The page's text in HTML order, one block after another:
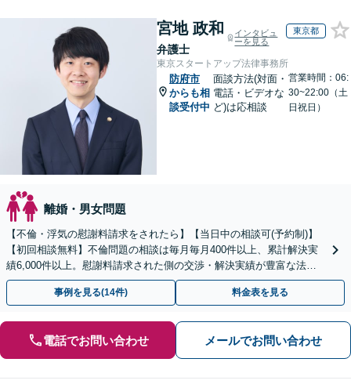
宮地 政和
弁護士
インタビュ
ーを見る
東京都
東京スタートアップ法律事務所
防府市
からも相
談受付中
面談方法(対面・
電話・ビデオな
ど)は応相談
営業時間：06:
30~22:00（土
日祝日）
離婚・男女問題
【不倫・浮気の慰謝料請求をされたら】【当日中の相談可(予約制)】
【初回相談無料】不倫問題の相談は毎月毎月400件以上、累計解決実
績6,000件以上。慰謝料請求された側の交渉・解決実績が豊富な法律
事務所です。
事例を見る(14件) 料金表を見る
電話でお問い合わせ メールでお問い合わせ